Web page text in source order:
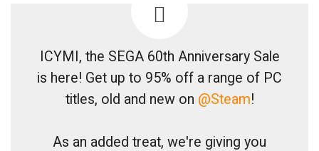
ICYMI, the SEGA 60th Anniversary Sale
is here! Get up to 95% off a range of PC
titles, old and new on @Steam!
As an added treat, we're giving you